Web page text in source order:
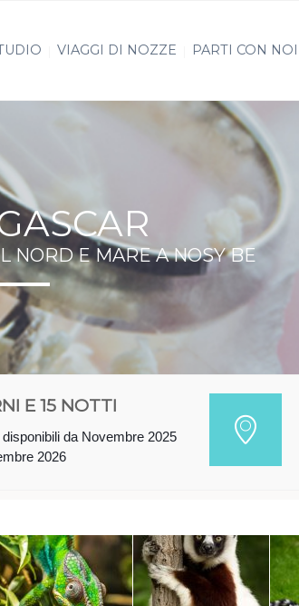
VIAGGI DI NOZZE PARTI CON NOI
NORD E MARE A NOSY BE
E 15 NOTTI
da Novembre 2025
2026